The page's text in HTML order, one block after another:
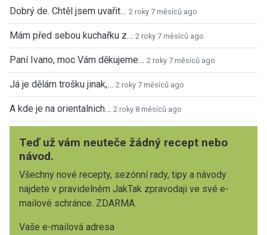
Dobrý de. Chtěl jsem uvařit… 2 roky 7 měsíců ago
Mám před sebou kuchařku z… 2 roky 7 měsíců ago
Paní Ivano, moc Vám děkujeme… 2 roky 7 měsíců ago
Já je dělám trošku jinak,… 2 roky 7 měsíců ago
A kde je na orientalnich… 2 roky 8 měsíců ago
Teď už vám neuteče žádný recept nebo
návod.
Všechny nové recepty, sezónní rady, tipy a návody
najdete v pravidelném JakTak zpravodaji ve své e-
mailové schránce. ZDARMA.
Vaše e-mailová adresa